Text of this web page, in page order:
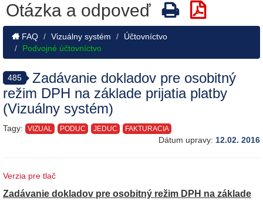
Otázka a odpoveď
FAQ Vizuálny systém
Účtovníctvo
Podvojné účtovníctvo
485
Zadávanie dokladov pre osobitný
režim DPH na základe prijatia platby
(Vizuálny systém)
Tagy: VIZUAL PODUC JEDUC FAKTURACIA
Dátum upravy: 12.02. 2016
Verzia pre tlač
Zadávanie dokladov pre osobitný režim DPH na základe